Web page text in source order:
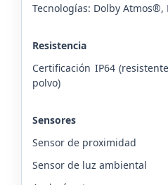
Tecnologías: Dolby Atmos®,
Resistencia
Certificación IP64
polvo)
Sensores
Sensor de proximidad
Sensor de luz ambiental